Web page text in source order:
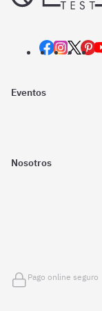
Eventos
Nosotros
Pago online seguro